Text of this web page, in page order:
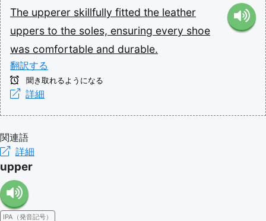
The upperer skillfully fitted the leather
uppers to the soles, ensuring every shoe
was comfortable and durable.
翻訳する
聞き取れるようになる
詳細
関連語
詳細
upper
IPA（発音記号）